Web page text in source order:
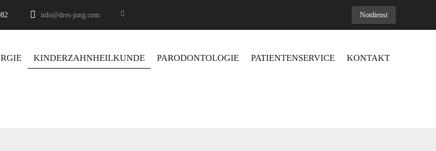
info@dres-jung.com Notdienst
KINDERZAHNHEILKUNDE PARODONTOLOGIE PATIENTENSERVICE KONTAKT